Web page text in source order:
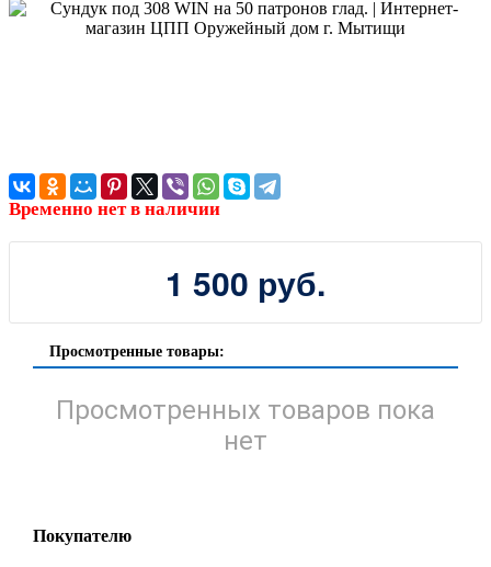
Временно нет в наличии
1 500 руб.
Просмотренные товары:
Просмотренных товаров пока
нет
Покупателю